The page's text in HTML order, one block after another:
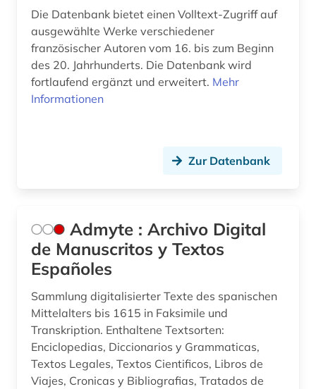
canada (1)
carl de (1)
chemie (6)
corneille (1)
dante (3)
dante <alighieri> (1)
dante alighieri (2)
darstellende kunst (1)
dauphiné (1)
Die Datenbank bietet einen Volltext-Zugriff auf
ausgewählte Werke verschiedener
französischer Autoren vom 16. bis zum Beginn
des 20. Jahrhunderts. Die Datenbank wird
fortlaufend ergänzt und erweitert. Mehr
Informationen
Zur Datenbank
Admyte : Archivo Digital
de Manuscritos y Textos
Españoles
Sammlung digitalisierter Texte des spanischen
Mittelalters bis 1615 in Faksimile und
Transkription. Enthaltene Textsorten:
Enciclopedias, Diccionarios y Grammaticas,
Textos Legales, Textos Cientificos, Libros de
Viajes, Cronicas y Bibliografias, Tratados de